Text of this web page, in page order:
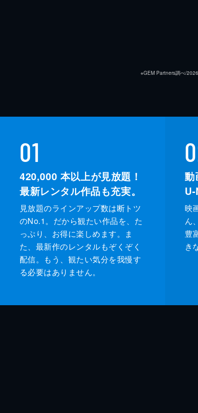
※GEM Partners調べ/
01
420,000 本以上が見放題！
最新レンタル作品も充実。
見放題のラインアップ数は断トツ
のNo.1。だから観たい作品を、た
っぷり、お得に楽しめます。ま
た、最新作のレンタルもぞくぞく
配信。もう、観たい気分を我慢す
る必要はありません。
動
U-
映
ん
豊
き